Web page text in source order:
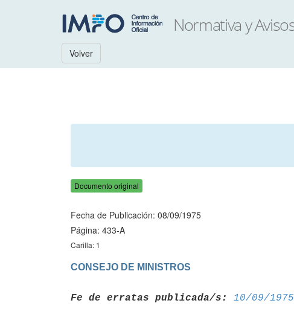
Volver
Documento original
Fecha de Publicación: 08/09/1975
Página: 433-A
Carilla: 1
CONSEJO DE MINISTROS
Fe de erratas publicada/s: 10/09/1975